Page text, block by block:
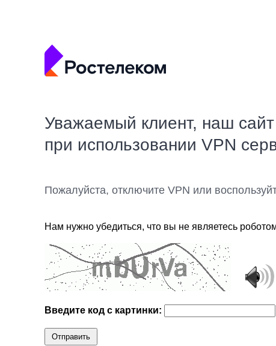
Уважаемый клиент, наш сайт
при использовании VPN
Пожалуйста, отключите VPN или
Нам нужно убедиться, что вы не являетесь
Введите код с картинки:
Отправить